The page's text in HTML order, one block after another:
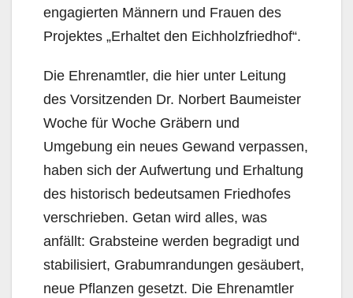
engagierten Männern und Frauen des
Projektes „Erhaltet den Eichholzfriedhof“.
Die Ehrenamtler, die hier unter Leitung
des Vorsitzenden Dr. Norbert Baumeister
Woche für Woche Gräbern und
Umgebung ein neues Gewand verpassen,
haben sich der Aufwertung und Erhaltung
des historisch bedeutsamen Friedhofes
verschrieben. Getan wird alles, was
anfällt: Grabsteine werden begradigt und
stabilisiert, Grabumrandungen gesäubert,
neue Pflanzen gesetzt. Die Ehrenamtler